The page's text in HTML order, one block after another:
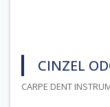
CINZEL
CARPE DENT